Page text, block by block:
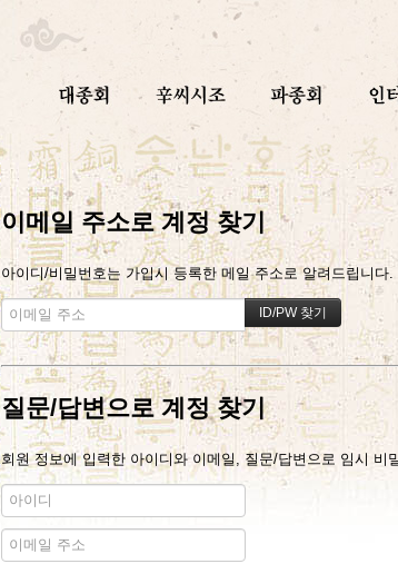
이메일 주소로 계정 찾기
아이디/비밀번호는 가입시 등록한 메일 주소로 알려드립니
질문/답변으로 계정 찾기
회원 정보에 입력한 아이디와 이메일, 질문/답변으로 임시 비